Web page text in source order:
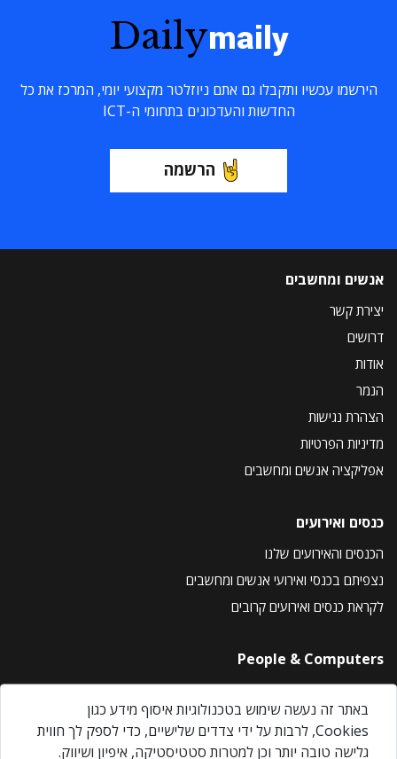
Dailymaily
הירשמו עכשיו ותקבלו גם אתם ניוזלטר מקצועי יומי, המרכז את כל
החדשות והעדכונים בתחומי ה-ICT
הרשמה
אנשים ומחשבים
יצירת קשר
דרושים
אודות
הנמר
הצהרת נגישות
מדיניות הפרטיות
אפליקציה אנשים ומחשבים
כנסים ואירועים
הכנסים והאירועים שלנו
נצפיתם בכנסי ואירועי אנשים ומחשבים
לקראת כנסים ואירועים קרובים
People & Computers
About Us
Privacy Policy
Contact Us
באתר זה נעשה שימוש בטכנולוגיות איסוף מידע כגון
Cookies, לרבות על ידי צדדים שלישיים, כדי לספק לך חווית
גלישה טובה יותר וכן למטרות סטטיסטיקה, איפיון ושיווק.